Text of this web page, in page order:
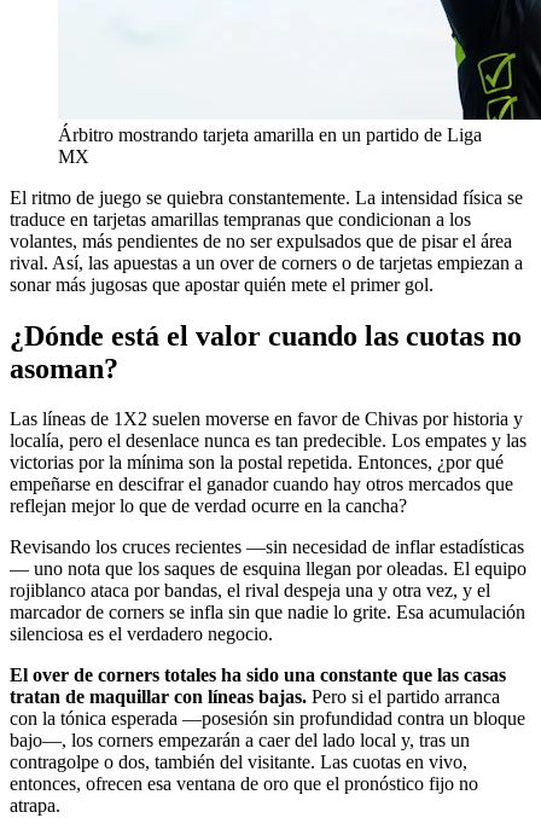
Árbitro mostrando tarjeta amarilla en un partido de Liga
MX
El ritmo de juego se quiebra constantemente. La intensidad física se
traduce en tarjetas amarillas tempranas que condicionan a los
volantes, más pendientes de no ser expulsados que de pisar el área
rival. Así, las apuestas a un over de corners o de tarjetas empiezan a
sonar más jugosas que apostar quién mete el primer gol.
¿Dónde está el valor cuando las cuotas no
asoman?
Las líneas de 1X2 suelen moverse en favor de Chivas por historia y
localía, pero el desenlace nunca es tan predecible. Los empates y las
victorias por la mínima son la postal repetida. Entonces, ¿por qué
empeñarse en descifrar el ganador cuando hay otros mercados que
reflejan mejor lo que de verdad ocurre en la cancha?
Revisando los cruces recientes —sin necesidad de inflar estadísticas
— uno nota que los saques de esquina llegan por oleadas. El equipo
rojiblanco ataca por bandas, el rival despeja una y otra vez, y el
marcador de corners se infla sin que nadie lo grite. Esa acumulación
silenciosa es el verdadero negocio.
El over de corners totales ha sido una constante que las casas
tratan de maquillar con líneas bajas. Pero si el partido arranca
con la tónica esperada —posesión sin profundidad contra un bloque
bajo—, los corners empezarán a caer del lado local y, tras un
contragolpe o dos, también del visitante. Las cuotas en vivo,
entonces, ofrecen esa ventana de oro que el pronóstico fijo no
atrapa.